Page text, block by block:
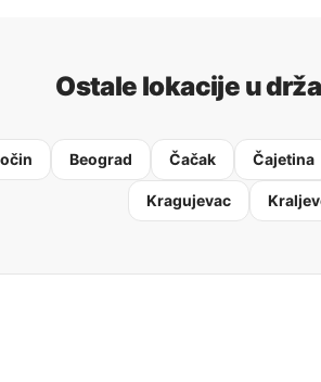
Ostale lokacije u
Beograd Čačak Čajetina
Kragujevac